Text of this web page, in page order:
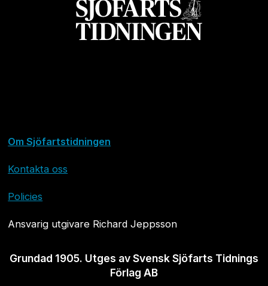
Om Sjöfartstidningen
Kontakta oss
Policies
Ansvarig utgivare Richard Jeppsson
Grundad 1905. Utges av Svensk Sjöfarts Tidnings
Förlag AB